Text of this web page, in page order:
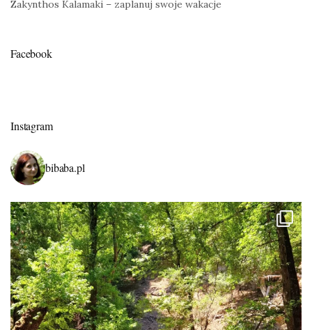
Zakynthos Kalamaki – zaplanuj swoje wakacje
Facebook
Instagram
bibaba.pl